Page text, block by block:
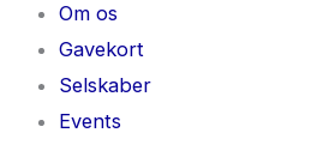
Om os
Gavekort
Selskaber
Events